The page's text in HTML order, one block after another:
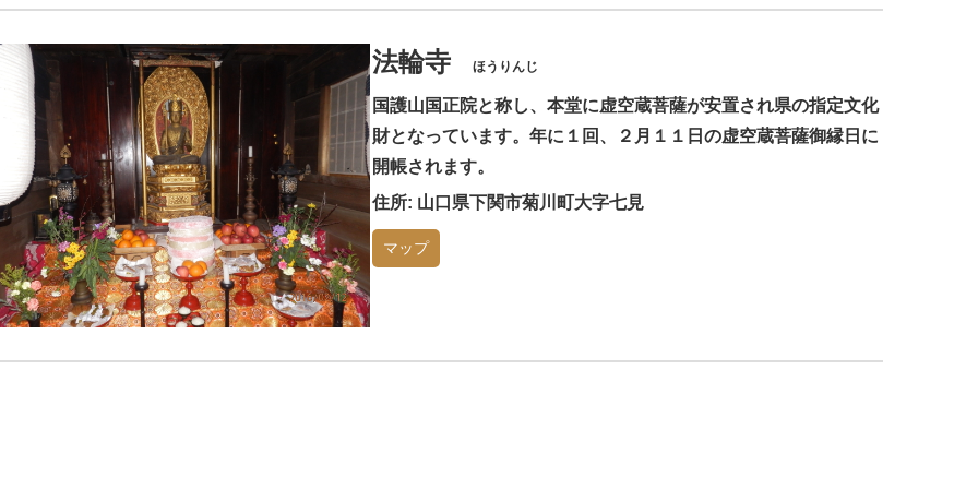
法輪寺 ほうりんじ
国護山国正院と称し、本堂に虚空蔵菩薩が安置され県の指定文化
財となっています。年に１回、２月１１日の虚空蔵菩薩御縁日に
開帳されます。
住所: 山口県下関市菊川町大字七見
マップ